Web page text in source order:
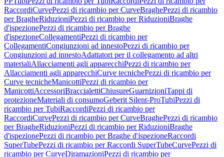
RaccordiCurvePezzi di ricambio per CurveBraghePezzi di ricambio
per BragheRiduzioniPezzi di ricambio per RiduzioniBraghe
d'ispezionePezzi di ricambio per Braghe
d'ispezioneCollegamentiPezzi di ricambio per
CollegamentiCongiunzioni ad innestoPezzi di ricambio per
Congiunzioni ad innestoAdattatori per il collegamento ad altri
materialiAllacciamenti agli apparecchiPezzi di ricambio per
Allacciamenti agli apparecchiCurve tecnichePezzi di ricambio per
Curve tecnicheManicottiPezzi di ricambio per
ManicottiAccessoriBraccialettiChiusureGuarnizioniTappi di
protezioneMateriali di consumoGeberit Silent-ProTubiPezzi di
ricambio per TubiRaccordiPezzi di ricambio per
RaccordiCurvePezzi di ricambio per CurveBraghePezzi di ricambio
per BragheRiduzioniPezzi di ricambio per RiduzioniBraghe
d'ispezionePezzi di ricambio per Braghe d'ispezioneRaccordi
SuperTubePezzi di ricambio per Raccordi SuperTubeCurvePezzi di
ricambio per CurveDiramazioniPezzi di ricambio per